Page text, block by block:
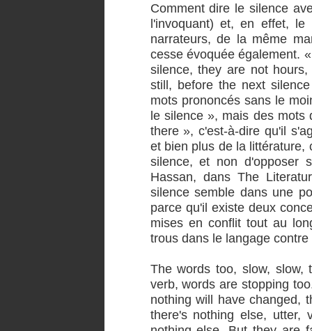
Comment dire le silence
l'invoquant) et, en effet,
narrateurs, de la même
cesse évoquée également.
silence, they are not
still, before the next
mots prononcés sans le
le silence », mais des
there », c'est-à-dire qu'il
et bien plus de la littérature,
silence, et non d'opposer
Hassan, dans The
silence semble dans une
parce qu'il existe deux
mises en conflit tout au
trous dans le langage
The words too, slow,
verb, words are stopping
nothing will have changed,
there's nothing else, utter,